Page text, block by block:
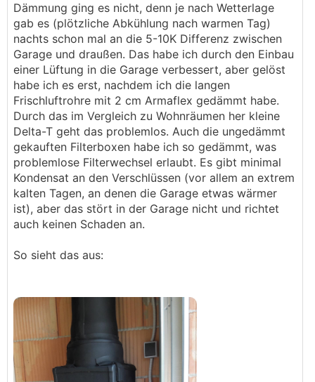
Dämmung ging es nicht, denn je nach Wetterlage
gab es (plötzliche Abkühlung nach warmen Tag)
nachts schon mal an die 5-10K Differenz zwischen
Garage und draußen. Das habe ich durch den Einbau
einer Lüftung in die Garage verbessert, aber gelöst
habe ich es erst, nachdem ich die langen
Frischluftrohre mit 2 cm Armaflex gedämmt habe.
Durch das im Vergleich zu Wohnräumen her kleine
Delta-T geht das problemlos. Auch die ungedämmt
gekauften Filterboxen habe ich so gedämmt, was
problemlose Filterwechsel erlaubt. Es gibt minimal
Kondensat an den Verschlüssen (vor allem an extrem
kalten Tagen, an denen die Garage etwas wärmer
ist), aber das stört in der Garage nicht und richtet
auch keinen Schaden an.
So sieht das aus: